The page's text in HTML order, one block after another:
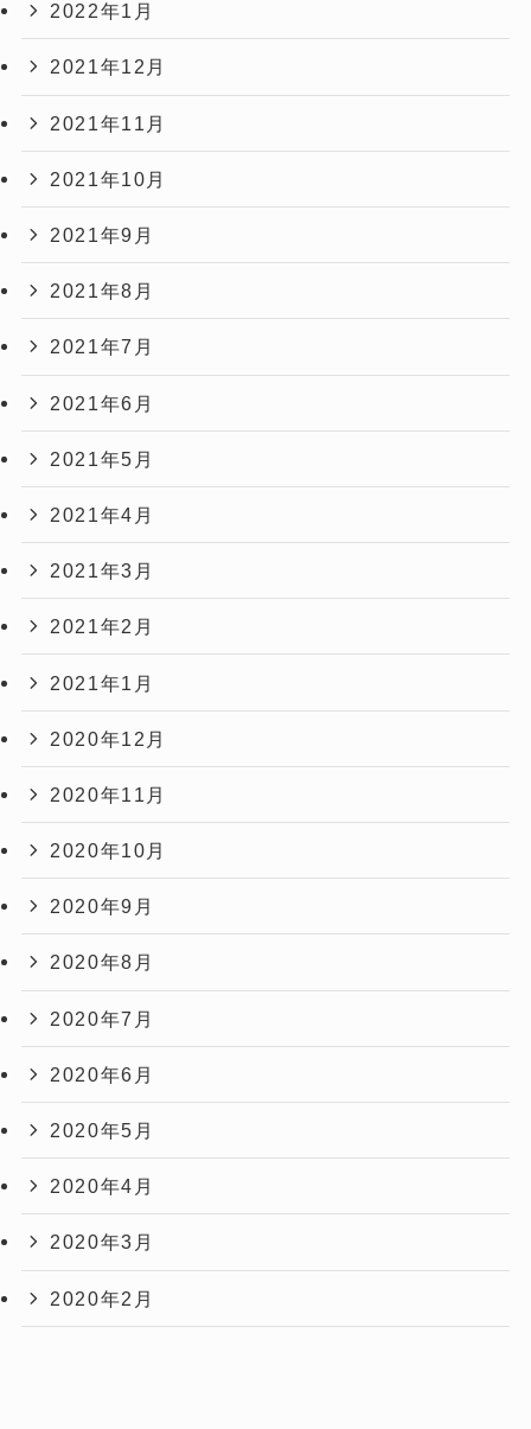
2022年1月
2021年12月
2021年11月
2021年10月
2021年9月
2021年8月
2021年7月
2021年6月
2021年5月
2021年4月
2021年3月
2021年2月
2021年1月
2020年12月
2020年11月
2020年10月
2020年9月
2020年8月
2020年7月
2020年6月
2020年5月
2020年4月
2020年3月
2020年2月